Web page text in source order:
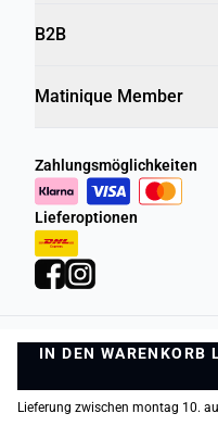
IN DEN WARENKORB
IN DEN
Lieferung zwischen montag 10.
B2B
Matinique Member
Zahlungsmöglichkeiten
Lieferoptionen
©DK